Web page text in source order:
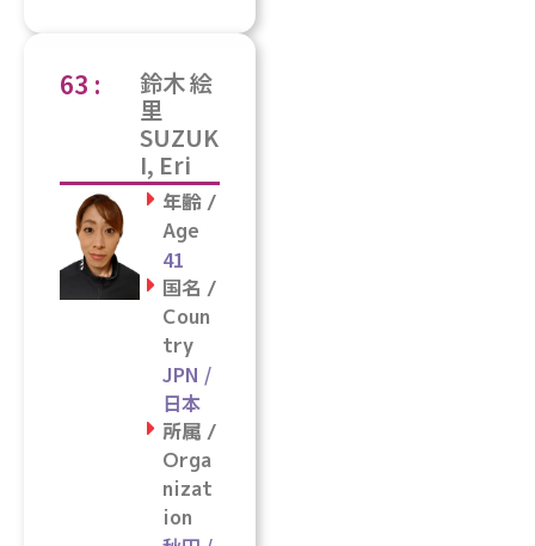
63 :
鈴木 絵
里
SUZUK
I, Eri
年齢 /
Age
41
国名 /
Coun
try
JPN /
日本
所属 /
Orga
nizat
ion